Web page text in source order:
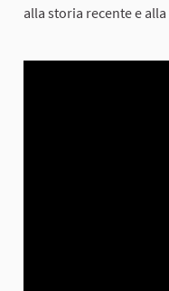
alla storia recente e